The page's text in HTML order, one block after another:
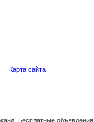
Карта сайта
Бесплатные